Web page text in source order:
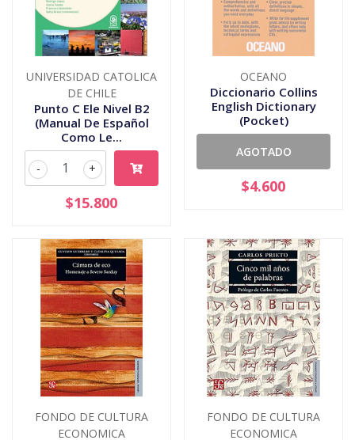
UNIVERSIDAD CATOLICA
DE CHILE
Punto C Ele Nivel B2
(Manual De Español
Como Le...
+
-
$15.800
OCEANO
Diccionario Collins
English Dictionary
(Pocket)
AGOTADO
$4.600
FONDO DE CULTURA
ECONOMICA
FONDO DE CULTURA
ECONOMICA